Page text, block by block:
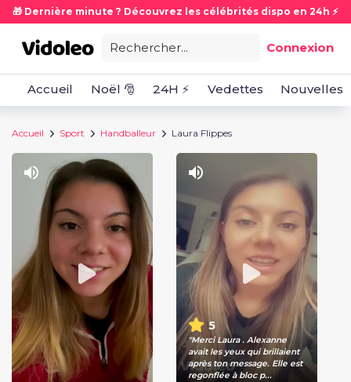
🎁 Dernière minute ? Découvrez les célébrités dispo en 24h ⚡
Rechercher... Connexion
Accueil Noël 🎅 24H ⚡ Vedettes Nouvelles
Accueil Sport Handballeur Laura Flippes
5
"Merci Laura . Alexanne
avait les yeux qui brillaient
après ton message. Elle est
regonflée à bloc p...